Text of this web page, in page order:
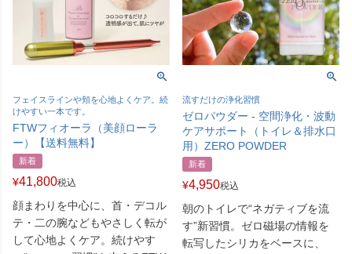
フェイスラインや頬を心地よくケア。続
けやすい一本です。
FTWフィオーラ（美顔ローラ
ー）【送料無料】
新着
¥41,800税込
顔まわりを中心に、首・デコル
テ・二の腕などもやさしく転が
して心地よくケア。続けやす
流すだけの浄化習慣
ゼロパウダー - 空間浄化・波動
ケアサポート（トイレ＆排水口
用）ZERO POWDER
新着
¥4,950税込
朝のトイレで“ネガティブを流
す”新習慣。ゼロ磁場の情報を
転写したシリカをベースに、